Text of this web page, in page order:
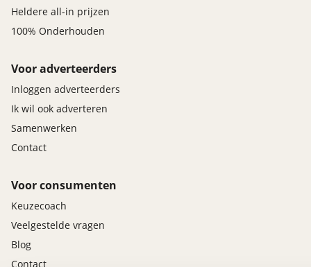
Heldere all-in prijzen
100% Onderhouden
Voor adverteerders
Inloggen adverteerders
Ik wil ook adverteren
Samenwerken
Contact
Voor consumenten
Keuzecoach
Veelgestelde vragen
Blog
Contact